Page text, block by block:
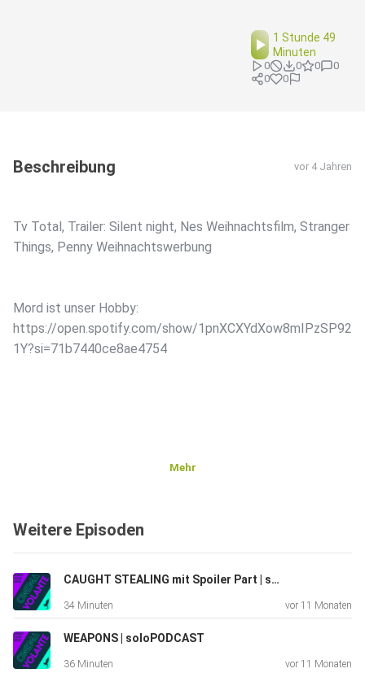
1 Stunde 49
Minuten
0 0 0
0
0
0
Beschreibung vor 4 Jahren
Tv Total, Trailer: Silent night, Nes Weihnachtsfilm, Stranger
Things, Penny Weihnachtswerbung
Mord ist unser Hobby:
https://open.spotify.com/show/1pnXCXYdXow8mIPzSP92
1Y?si=71b7440ce8ae4754
Mehr
Weitere Episoden
CAUGHT STEALING mit Spoiler Part | soloPODCAST
34 Minuten vor 11 Monaten
WEAPONS | soloPODCAST
36 Minuten vor 11 Monaten